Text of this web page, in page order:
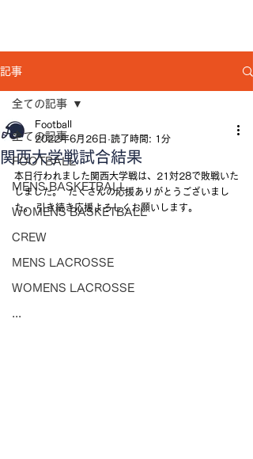
記事
全ての記事
FOOTBALL
MENS BASKETBALL
WOMENS BASKETBALL
CREW
MENS LACROSSE
WOMENS LACROSSE
...
全ての記事
関西大学戦試合結果
Football
2022年6月26日 読了時間: 1分
本日行われました関西大学戦は、21対28で敗戦いた
しました。  たくさんの応援ありがとうございまし
た。 引き続き応援よろしくお願いします。